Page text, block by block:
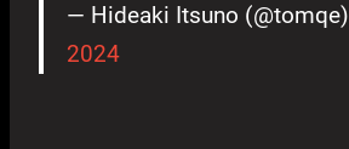
— Hideaki Itsuno (@tomqe)
2024